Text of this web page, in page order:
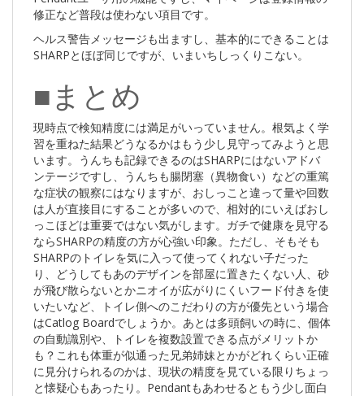
修正など普段は使わない項目です。
ヘルス警告メッセージも出ますし、基本的にできることは
SHARPとほぼ同じですが、いまいちしっくりこない。
■まとめ
現時点で検知精度には満足がいっていません。根気よく学
習を重ねた結果どうなるかはもう少し見守ってみようと思
います。うんちも記録できるのはSHARPにはないアドバ
ンテージですし、うんちも腸閉塞（異物食い）などの重篤
な症状の観察にはなりますが、おしっこと違って量や回数
は人が直接目にすることが多いので、相対的にいえばおし
っこほどは重要ではない気がします。ガチで健康を見守る
ならSHARPの精度の方が心強い印象。ただし、そもそも
SHARPのトイレを気に入って使ってくれない子だった
り、どうしてもあのデザインを部屋に置きたくない人、砂
が飛び散らないとかニオイが広がりにくいフード付きを使
いたいなど、トイレ側へのこだわりの方が優先という場合
はCatlog Boardでしょうか。あとは多頭飼いの時に、個体
の自動識別や、トイレを複数設置できる点がメリットか
も？これも体重が似通った兄弟姉妹とかがどれくらい正確
に見分けられるのかは、現状の精度を見ている限りちょっ
と懐疑心もあったり。Pendantもあわせるともう少し面白